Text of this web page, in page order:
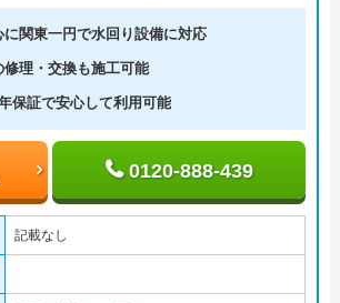
に関東一円で水回り設備に対応
修理・交換も施工可能
保証で安心して利用可能
0120-888-439
記載なし